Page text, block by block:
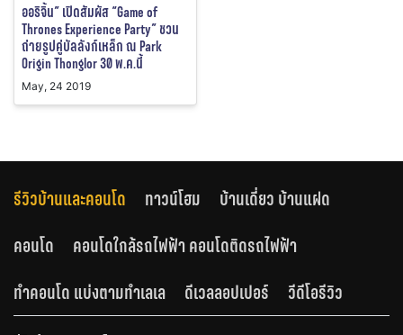
ออริจิ้น” เปิดสัมผัส “Game of
Thrones Experience Party” ชวน
ถ่ายรูปคู่บัลลังก์เหล็ก ณ Park
Origin Thonglor 30 พ.ค.นี้
May, 24 2019
รีวิวบ้านและคอนโด ทาวน์โฮม
บ้านเดี่ยว บ้านแฝด
คอนโด
คอนโดใกล้รถไฟฟ้า คอนโดติดรถไฟฟ้า
ทำคอนโด แบ่งตามทำเลเล
ดีเวลลอปเปอร์ วีดีโอรีวิว